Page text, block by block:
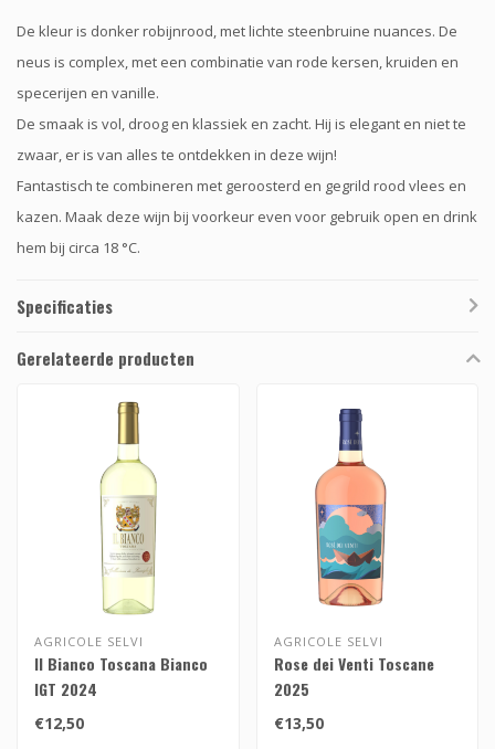
De kleur is donker robijnrood, met lichte steenbruine nuances. De
neus is complex, met een combinatie van rode kersen, kruiden en
specerijen en vanille.
De smaak is vol, droog en klassiek en zacht. Hij is elegant en niet te
zwaar, er is van alles te ontdekken in deze wijn!
Fantastisch te combineren met geroosterd en gegrild rood vlees en
kazen. Maak deze wijn bij voorkeur even voor gebruik open en drink
hem bij circa 18 °C.
Specificaties
Gerelateerde producten
AGRICOLE SELVI
Il Bianco Toscana Bianco
IGT 2024
€12,50
AGRICOLE SELVI
Rose dei Venti Toscane
2025
€13,50